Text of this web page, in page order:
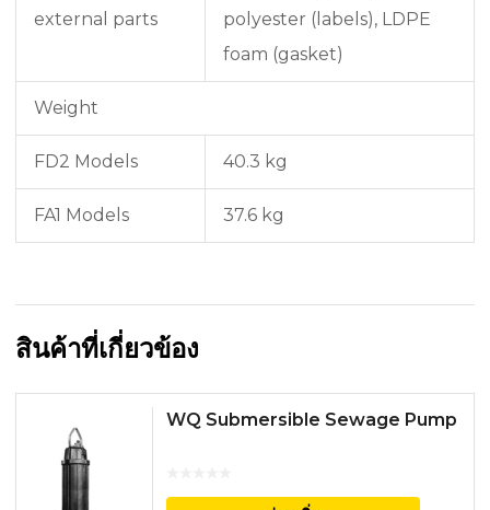
external parts
polyester (labels), LDPE
foam (gasket)
Weight
FD2 Models 40.3 kg
FA1 Models 37.6 kg
สินค้าที่เกี่ยวข้อง
WQ Submersible Sewage Pump